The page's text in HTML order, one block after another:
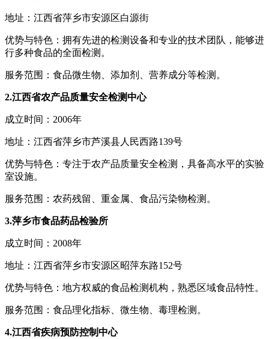
地址：江西省萍乡市安源区白源街
优势与特色：拥有先进的检测设备和专业的技术团队，能够进
行多种食品的全面检测。
服务范围：食品微生物、添加剂、营养成分等检测。
2.江西省农产品质量安全检测中心
成立时间：2006年
地址：江西省萍乡市芦溪县人民西路139号
优势与特色：专注于农产品质量安全检测，具备高水平的实验
室设施。
服务范围：农药残留、重金属、食品污染物检测。
3.萍乡市食品药品检验所
成立时间：2008年
地址：江西省萍乡市安源区昭萍东路152号
优势与特色：地方权威的食品检测机构，熟悉区域食品特性。
服务范围：食品理化指标、微生物、毒理检测。
4.江西省疾病预防控制中心